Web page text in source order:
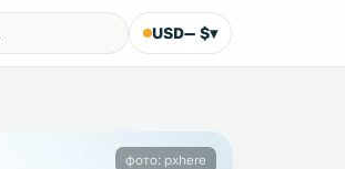
USD— $▾
фото: pxhere